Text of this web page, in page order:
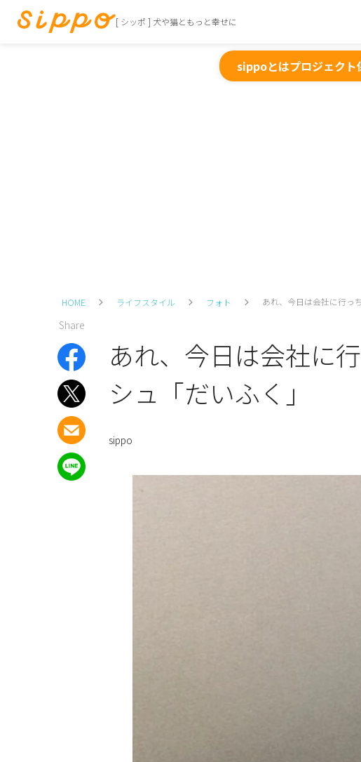
[ シッポ ] 犬や猫ともっと幸せに
sippoとはプロジェクト
HOME ライフスタイル フォト あれ、今日は会社に行っ
Share
あれ、今日は会社に
シュ「だいふく」
sippo